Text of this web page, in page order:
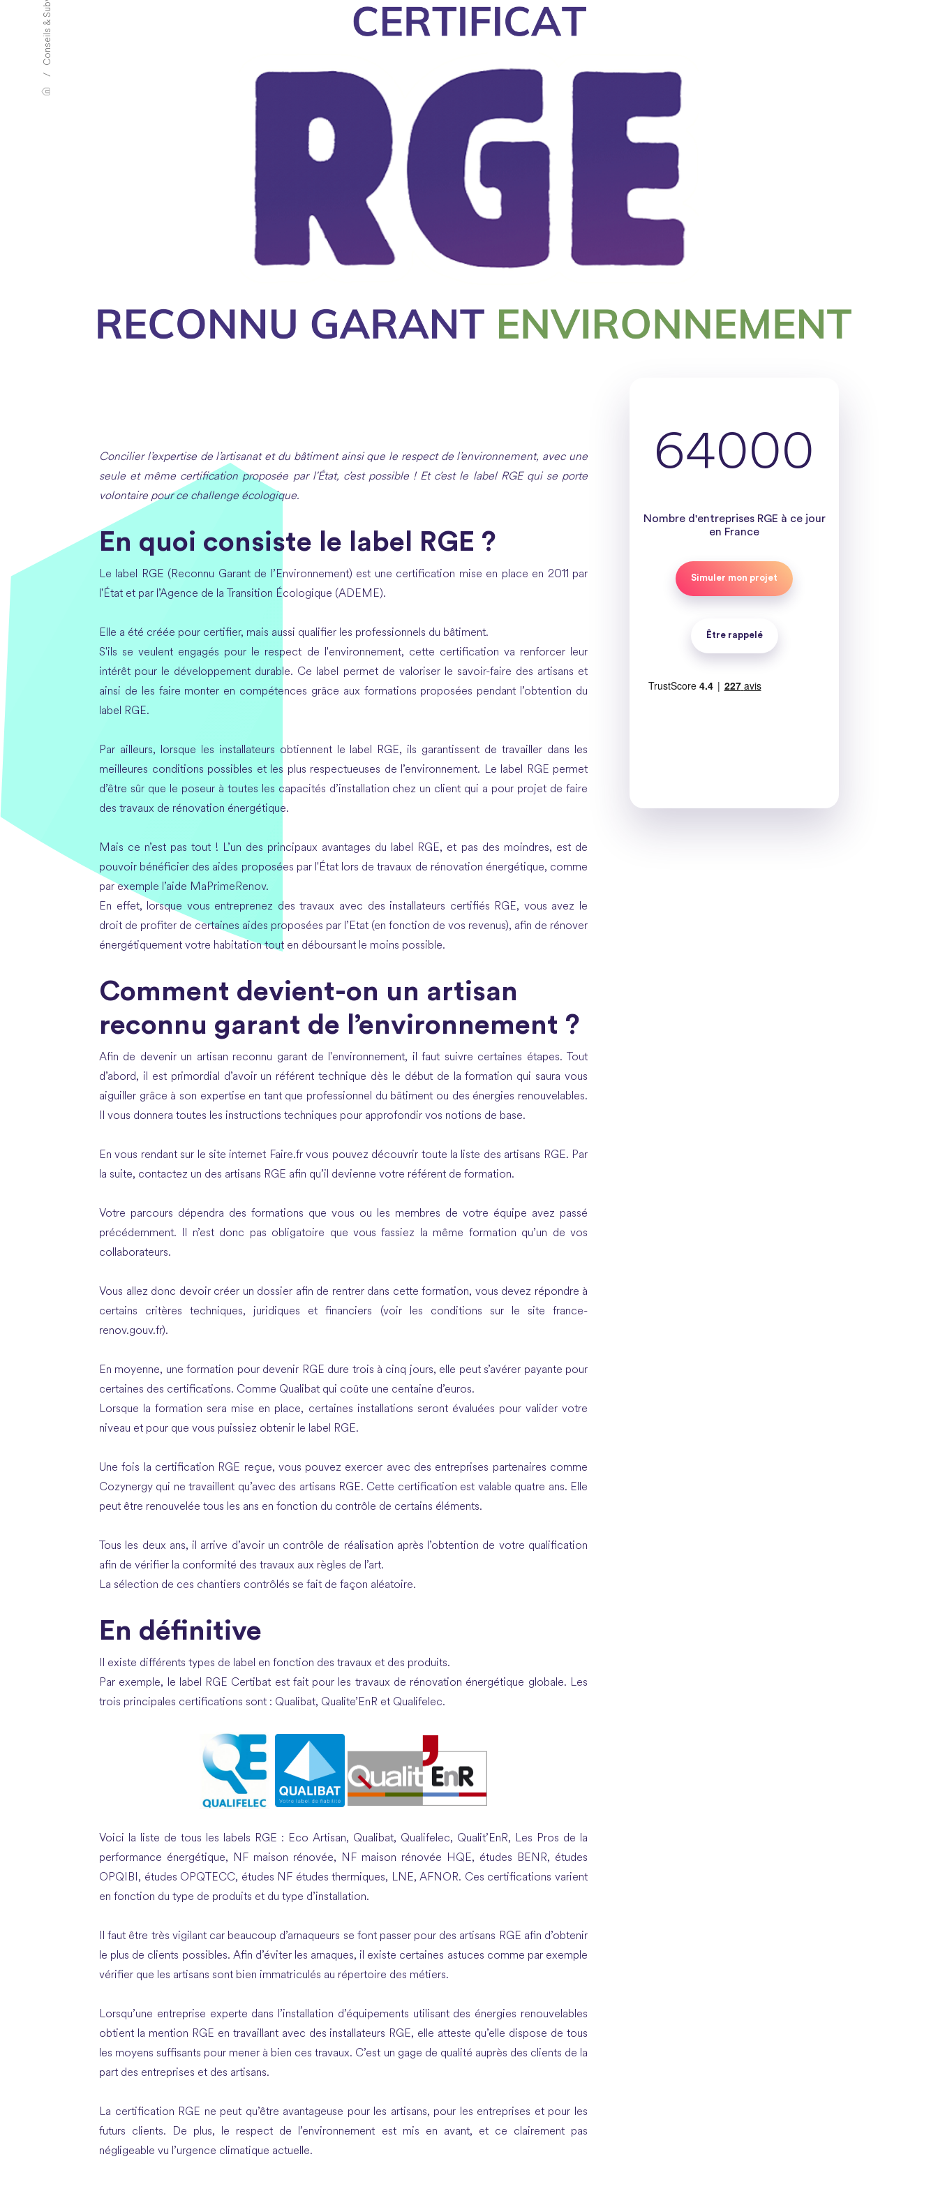
Concilier l’expertise de l’artisanat et du bâtiment ainsi que le respect de l’environnement, avec une
seule et même certification proposée par l'État, c’est possible ! Et c’est le label RGE qui se porte
volontaire pour ce challenge écologique.
En quoi consiste le label RGE ?
Le label RGE (Reconnu Garant de l’Environnement) est une certification mise en place en 2011 par
l'État et par l’Agence de la Transition Écologique (ADEME).
Elle a été créée pour certifier, mais aussi qualifier les professionnels du bâtiment.
S'ils se veulent engagés pour le respect de l'environnement, cette certification va renforcer leur
intérêt pour le développement durable. Ce label permet de valoriser le savoir-faire des artisans et
ainsi de les faire monter en compétences grâce aux formations proposées pendant l’obtention du
label RGE.
Par ailleurs, lorsque les installateurs obtiennent le label RGE, ils garantissent de travailler dans les
meilleures conditions possibles et les plus respectueuses de l’environnement. Le label RGE permet
d’être sûr que le poseur à toutes les capacités d’installation chez un client qui a pour projet de faire
des travaux de rénovation énergétique.
Mais ce n’est pas tout ! L’un des principaux avantages du label RGE, et pas des moindres, est de
pouvoir bénéficier des aides proposées par l'État lors de travaux de rénovation énergétique, comme
par exemple l’aide MaPrimeRenov.
En effet, lorsque vous entreprenez des travaux avec des installateurs certifiés RGE, vous avez le
droit de profiter de certaines aides proposées par l’Etat (en fonction de vos revenus), afin de rénover
énergétiquement votre habitation tout en déboursant le moins possible.
Comment devient-on un artisan
reconnu garant de l’environnement ?
Afin de devenir un artisan reconnu garant de l'environnement, il faut suivre certaines étapes. Tout
d’abord, il est primordial d’avoir un référent technique dès le début de la formation qui saura vous
aiguiller grâce à son expertise en tant que professionnel du bâtiment ou des énergies renouvelables.
Il vous donnera toutes les instructions techniques pour approfondir vos notions de base.
En vous rendant sur le site internet Faire.fr vous pouvez découvrir toute la liste des artisans RGE. Par
la suite, contactez un des artisans RGE afin qu’il devienne votre référent de formation.
Votre parcours dépendra des formations que vous ou les membres de votre équipe avez passé
précédemment. Il n’est donc pas obligatoire que vous fassiez la même formation qu’un de vos
collaborateurs.
Vous allez donc devoir créer un dossier afin de rentrer dans cette formation, vous devez répondre à
certains critères techniques, juridiques et financiers (voir les conditions sur le site france-
renov.gouv.fr).
En moyenne, une formation pour devenir RGE dure trois à cinq jours, elle peut s’avérer payante pour
certaines des certifications. Comme Qualibat qui coûte une centaine d’euros.
Lorsque la formation sera mise en place, certaines installations seront évaluées pour valider votre
niveau et pour que vous puissiez obtenir le label RGE.
Une fois la certification RGE reçue, vous pouvez exercer avec des entreprises partenaires comme
Cozynergy qui ne travaillent qu’avec des artisans RGE. Cette certification est valable quatre ans. Elle
peut être renouvelée tous les ans en fonction du contrôle de certains éléments.
Tous les deux ans, il arrive d’avoir un contrôle de réalisation après l’obtention de votre qualification
afin de vérifier la conformité des travaux aux règles de l’art.
La sélection de ces chantiers contrôlés se fait de façon aléatoire.
En définitive
Il existe différents types de label en fonction des travaux et des produits.
Par exemple, le label RGE Certibat est fait pour les travaux de rénovation énergétique globale. Les
trois principales certifications sont : Qualibat, Qualite’EnR et Qualifelec.
Voici la liste de tous les labels RGE : Eco Artisan, Qualibat, Qualifelec, Qualit’EnR, Les Pros de la
performance énergétique, NF maison rénovée, NF maison rénovée HQE, études BENR, études
OPQIBI, études OPQTECC, études NF études thermiques, LNE, AFNOR. Ces certifications varient
en fonction du type de produits et du type d’installation.
Il faut être très vigilant car beaucoup d’arnaqueurs se font passer pour des artisans RGE afin d’obtenir
le plus de clients possibles. Afin d’éviter les arnaques, il existe certaines astuces comme par exemple
vérifier que les artisans sont bien immatriculés au répertoire des métiers.
Lorsqu’une entreprise experte dans l’installation d’équipements utilisant des énergies renouvelables
obtient la mention RGE en travaillant avec des installateurs RGE, elle atteste qu’elle dispose de tous
les moyens suffisants pour mener à bien ces travaux. C’est un gage de qualité auprès des clients de la
part des entreprises et des artisans.
La certification RGE ne peut qu’être avantageuse pour les artisans, pour les entreprises et pour les
futurs clients. De plus, le respect de l’environnement est mis en avant, et ce clairement pas
négligeable vu l’urgence climatique actuelle.
64000
Nombre d'entreprises RGE à ce jour
en France
Simuler mon projet
Être rappelé